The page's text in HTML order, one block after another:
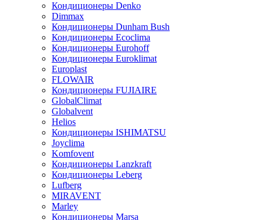
Кондиционеры Denko
Dimmax
Кондиционеры Dunham Bush
Кондиционеры Ecoclima
Кондиционеры Eurohoff
Кондиционеры Euroklimat
Europlast
FLOWAIR
Кондиционеры FUJIAIRE
GlobalClimat
Globalvent
Helios
Кондиционеры ISHIMATSU
Joyclima
Komfovent
Кондиционеры Lanzkraft
Кондиционеры Leberg
Lufberg
MIRAVENT
Marley
Кондиционеры Marsa